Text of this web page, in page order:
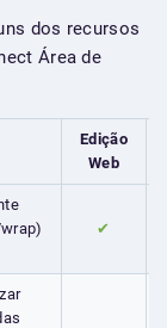
dos recursos
Área de
Edição
Web
✔